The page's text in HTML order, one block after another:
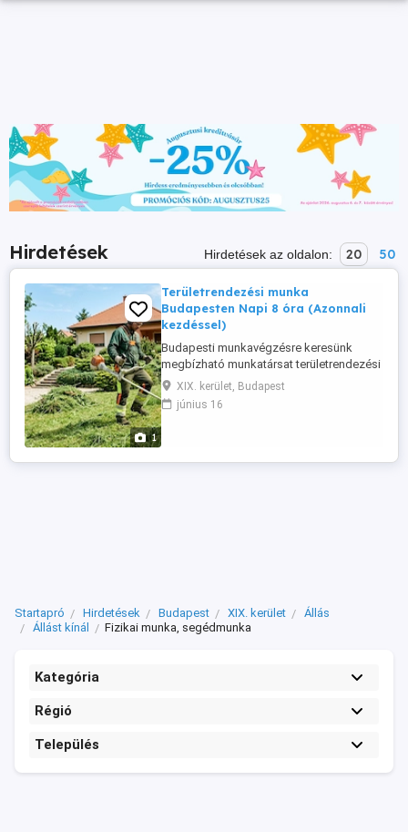
Hirdetések Hirdetések az oldalon: 20 50
1
Területrendezési munka
Budapesten Napi 8 óra (Azonnali
kezdéssel)
Budapesti munkavégzésre keresünk
megbízható munkatársat területrendezési
feladatok ellátására. Ha szeretsz a
szabadban dolgozni várjuk a
jelentkezésedet! Főbb feladatok: -
elszállításhoz való előkészítése - Egyéb
XIX. kerület, Budapest
június 16
Startapró Hirdetések Budapest XIX. kerület
Állás
Állást kínál
Fizikai munka, segédmunka
Kategória
Régió
Település